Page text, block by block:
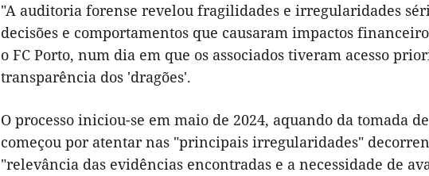
"A auditoria forense revelou fragilidades e irregularidades
decisões e comportamentos que causaram impactos
o FC Porto, num dia em que os associados tiveram acesso
transparência dos 'dragões'.
O processo iniciou-se em maio de 2024, aquando da tomada
começou por atentar nas "principais irregularidades"
"relevância das evidências encontradas e a necessidade de